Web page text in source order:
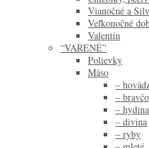
Vianočné a
Veľkonočné
Valentín
“VARENÉ”
Polievky
Mäso
–
–
– hydina
– divina
– ryby